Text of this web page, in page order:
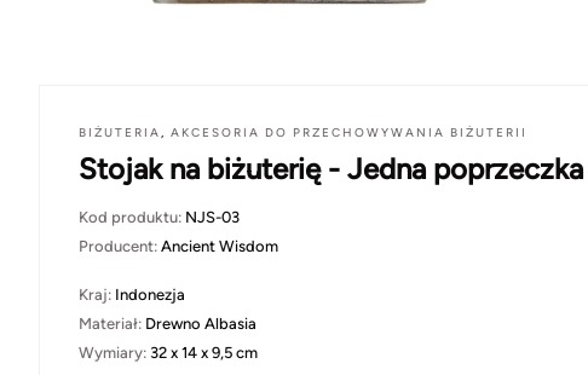
BIŻUTERIA, AKCESORIA DO PRZECHOWYWANIA BIŻUTERII
Stojak na biżuterię - Jedna poprzeczka
Kod produktu: NJS-03
Producent: Ancient Wisdom
Kraj: Indonezja
Materiał: Drewno Albasia
Wymiary: 32 x 14 x 9,5 cm